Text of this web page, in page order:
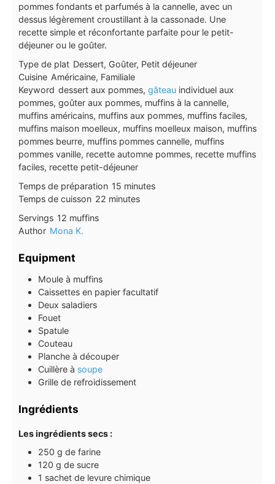
pommes fondants et parfumés à la cannelle, avec un
dessus légèrement croustillant à la cassonade. Une
recette simple et réconfortante parfaite pour le petit-
déjeuner ou le goûter.
Type de plat Dessert, Goûter, Petit déjeuner
Cuisine Américaine, Familiale
Keyword dessert aux pommes, gâteauindividuel aux
pommes, goûter aux pommes, muffins à la cannelle,
muffins américains, muffins aux pommes, muffins faciles,
muffins maison moelleux, muffins moelleux maison, muffins
pommes beurre, muffins pommes cannelle, muffins
pommes vanille, recette automne pommes, recette muffins
faciles, recette petit-déjeuner
Temps de préparation 15minutes
minutes
Temps de cuisson 22minutes
minutes
Servings 12 muffins
Author Mona K.
Equipment
Moule à muffins
Caissettes en papier facultatif
Deux saladiers
Fouet
Spatule
Couteau
Planche à découper
Cuillère à soupe
Grille de refroidissement
Ingrédients
Les ingrédients secs :
250 g de farine
120 g de sucre
1 sachet de levure chimique